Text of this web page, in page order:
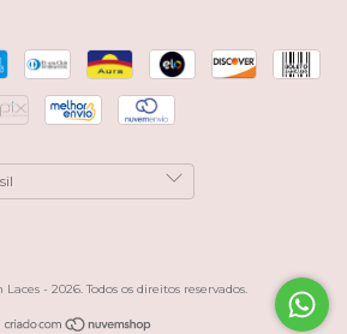
- 2026. Todos os direitos reservados.